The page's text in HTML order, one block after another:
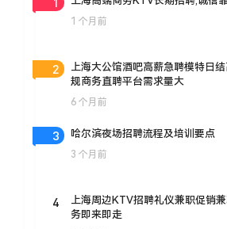
1 个月前
2
上海大公馆酒吧高薪急聘模特日
规商务直聘平台需求量大
6 个月前
3 哈尔滨夜场招聘流程及培训要点
3 个月前
4
上海周边KTV招聘礼仪兼职促销
务即来即走